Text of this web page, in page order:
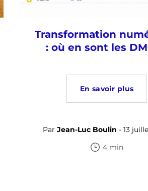
Transformation
: où en sont les
En savoir plus
Par Jean-Luc Boulin - 13
4 min